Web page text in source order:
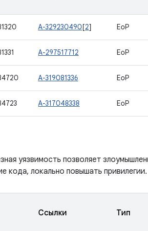
A-329230490[2] EoP
A-297517712 EoP
A-319081336 EoP
A-317048338 EoP
уязвимость позволяет
кода, локально повышать привилегии.
Ссылки Тип